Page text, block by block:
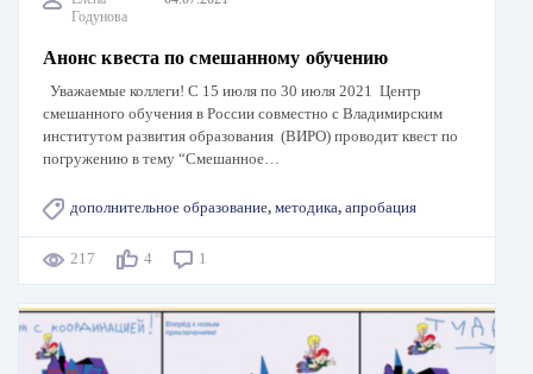
Годунова
Анонс квеста по смешанному обучению
Уважаемые коллеги! С 15 июля по 30 июля 2021 Центр
смешанного обучения в России совместно с Владимирским
институтом развития образования (ВИРО) проводит квест по
погружению в тему “Смешанное…
дополнительное образование, методика, апробация
217 4 1